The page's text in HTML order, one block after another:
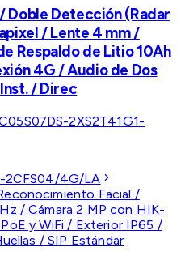
Doble Detección (Radar
/ Lente 4 mm /
Respaldo de Litio 10Ah
4G / Audio de Dos
/ Direc
DS-2XS2T41G1-
2CFS04/4G/LA